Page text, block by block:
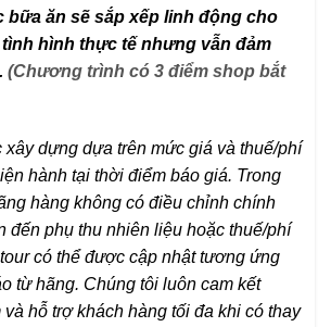
bữa ăn sẽ sắp xếp linh động cho
hình thực tế nhưng vẫn đảm
(Chương trình có 3 điểm shop bắt
xây dựng dựa trên mức giá và thuế/phí
hành tại thời điểm báo giá. Trong
hàng không có điều chỉnh chính
đến phụ thu nhiên liệu hoặc thuế/phí
có thể được cập nhật tương ứng
từ hãng. Chúng tôi luôn cam kết
hỗ trợ khách hàng tối đa khi có thay